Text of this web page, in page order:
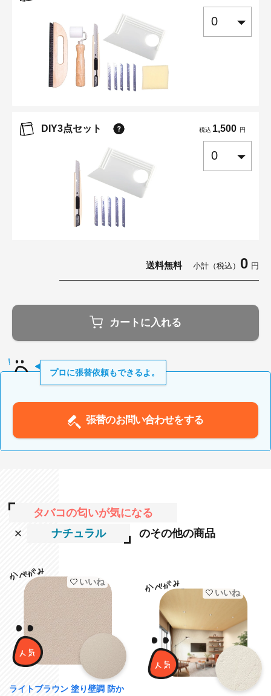
DIY3点セット 税込 1,500 円
送料無料 小計（税込） 0 円
カートに入れる
プロに張替依頼もできるよ。
張替のお問い合わせをする
タバコの匂いが気になる
ナチュラル
のその他の商品
いいね
ライトブラウン 塗り壁調 防か
いいね